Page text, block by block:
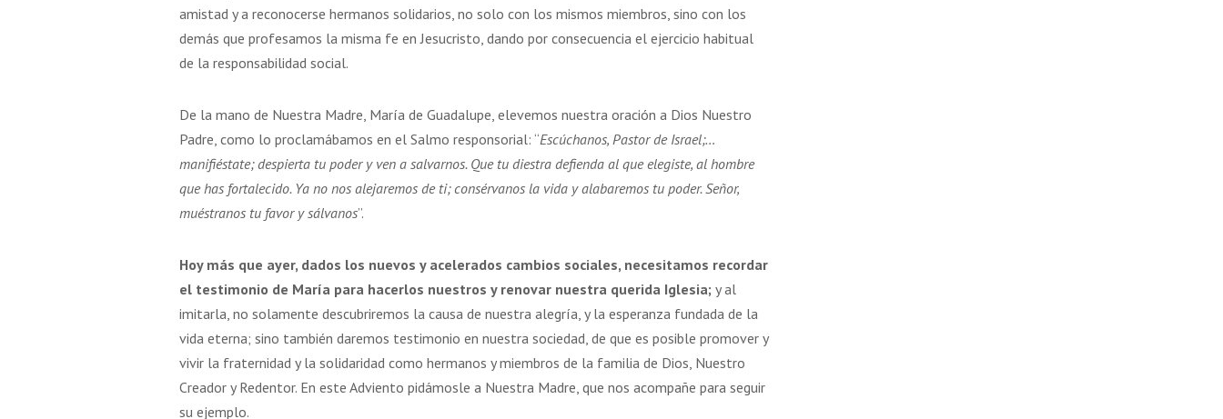
amistad y a reconocerse hermanos solidarios, no solo con los mismos miembros, sino con los
demás que profesamos la misma fe en Jesucristo, dando por consecuencia el ejercicio habitual
de la responsabilidad social.
De la mano de Nuestra Madre, María de Guadalupe, elevemos nuestra oración a Dios Nuestro
Padre, como lo proclamábamos en el Salmo responsorial: “Escúchanos, Pastor de Israel;…
manifiéstate; despierta tu poder y ven a salvarnos. Que tu diestra defienda al que elegiste, al hombre
que has fortalecido. Ya no nos alejaremos de ti; consérvanos la vida y alabaremos tu poder. Señor,
muéstranos tu favor y sálvanos”.
Hoy más que ayer, dados los nuevos y acelerados cambios sociales, necesitamos recordar
el testimonio de María para hacerlos nuestros y renovar nuestra querida Iglesia; y al
imitarla, no solamente descubriremos la causa de nuestra alegría, y la esperanza fundada de la
vida eterna; sino también daremos testimonio en nuestra sociedad, de que es posible promover y
vivir la fraternidad y la solidaridad como hermanos y miembros de la familia de Dios, Nuestro
Creador y Redentor. En este Adviento pidámosle a Nuestra Madre, que nos acompañe para seguir
su ejemplo.